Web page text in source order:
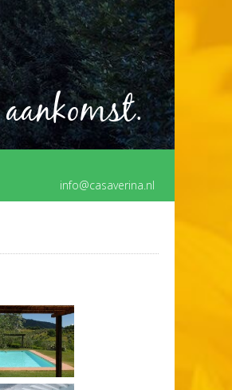
info@casaverina.nl